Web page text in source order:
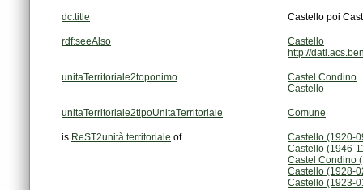
dc:title Castello poi
rdf:seeAlso
Castello
http://
unitaTerritoriale2toponimo
Castel Condino
Castello
unitaTerritoriale2tipoUnitaTerritoriale Comune
is ReST2unità territoriale of
Castello (1920-
Castello (1946-
Castel Condino
Castello (1928-
Castello (1923-